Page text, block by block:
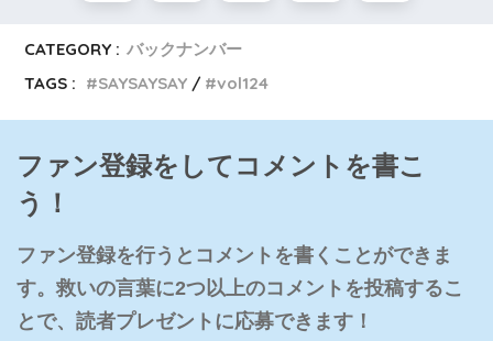
CATEGORY : バックナンバー
TAGS :
SAYSAYSAY vol124
ファン登録をしてコメントを書こ
う！
ファン登録を行うとコメントを書くことができま
す。救いの言葉に2つ以上のコメントを投稿するこ
とで、読者プレゼントに応募できます！